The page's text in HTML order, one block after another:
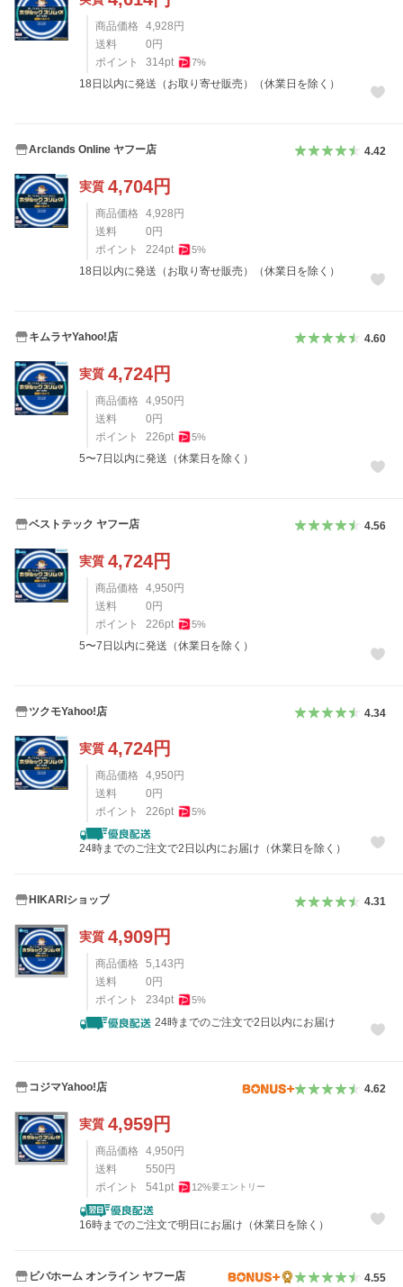
商品価格 4,928円
送料
0円
ポイント
314pt 7%
18日以内に発送（お取り寄せ販売）（休業日を除く）
Arclands Online ヤフー店 4.42
実質 4,704円
商品価格 4,928円
送料
0円
ポイント
224pt 5%
18日以内に発送（お取り寄せ販売）（休業日を除く）
キムラヤYahoo!店 4.60
実質 4,724円
商品価格 4,950円
送料
0円
ポイント
226pt 5%
5〜7日以内に発送（休業日を除く）
ベストテック ヤフー店 4.56
実質 4,724円
商品価格 4,950円
送料
0円
ポイント
226pt 5%
5〜7日以内に発送（休業日を除く）
ツクモYahoo!店 4.34
実質 4,724円
商品価格 4,950円
送料
0円
ポイント
226pt 5%
24時までのご注文で2日以内にお届け（休業日を除く）
HIKARIショップ 4.31
実質 4,909円
商品価格 5,143 円
送料
0 円
ポイント
234pt 5%
24時までのご注文で2日以内にお届け
コジマYahoo!店 4.62
実質 4,959円
商品価格 4,950 円
送料
550 円
ポイント
541pt 12%要エントリー
16時までのご注文で明日にお届け（休業日を除く）
ビバホーム オンライン ヤフー店 4.55